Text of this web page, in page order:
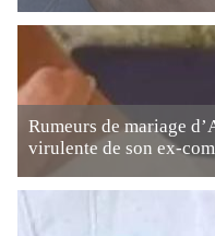
Rumeurs de mariage
virulente de son ex-